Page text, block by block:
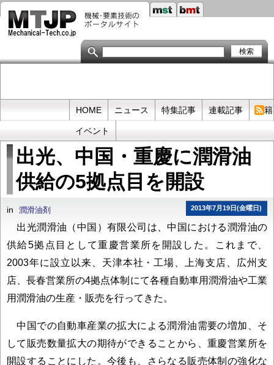
メ
イ
テ
HOME ニュース 特集記事 連載記事 書
イベント
出光、中国・重慶に潤滑油
供給の5拠点目を開設
2013年7月19日(金曜日)
in 潤滑油剤
出光潤滑油（中国）有限公司は、中国における潤滑油の
供給5拠点目として重慶営業所を開設した。これまで、
2003年に設立以来、天津本社・工場、上海支店、広州支
店、長春営業所の4拠点体制にて各種自動車用潤滑油や工業
用潤滑油の生産・販売を行ってきた。
中国での自動車産業の拡大による潤滑油需要の増加、そ
して販売数量拡大の期待ができることから、重慶営業所を
開設することにした。今後も、さらなる販売体制の強化な